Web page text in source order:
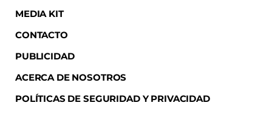
MEDIA KIT
CONTACTO
PUBLICIDAD
ACERCA DE NOSOTROS
POLÍTICAS DE SEGURIDAD Y PRIVACIDAD